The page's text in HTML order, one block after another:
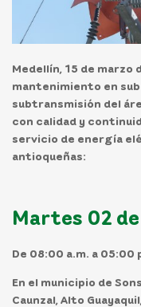
Medellín, 15 de marzo
mantenimiento en
subtransmisión del
con calidad y
servicio de energía
antioqueñas:
Martes 02
De 08:00 a.m. a 05:00
En el municipio de
Caunzal, Alto